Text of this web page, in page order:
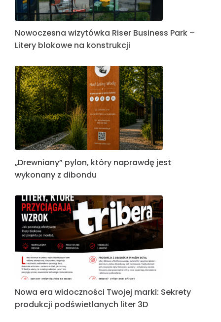
Nowoczesna wizytówka Riser Business Park –
Litery blokowe na konstrukcji
„Drewniany” pylon, który naprawdę jest
wykonany z dibondu
Nowa era widoczności Twojej marki: Sekrety
produkcji podświetlanych liter 3D